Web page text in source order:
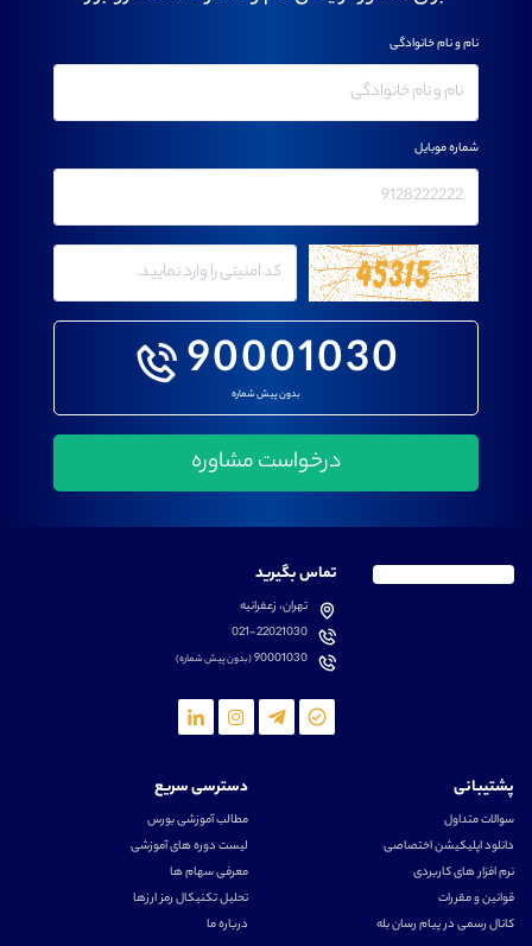
90001030
بدون پیش شماره
نام و نام خانوادگی
شماره موبایل
تماس بگیرید
تهران، زعفرانیه
021-22021030
90001030(بدون پیش شماره)
پشتیبانی
سوالات متداول
دانلود اپلیکیشن اختصاصی
نرم افزار های کاربردی
قوانین و مقررات
کانال رسمی در پیام رسان بله
دسترسی سریع
مطالب آموزشی بورس
لیست دوره های آموزشی
معرفی سهام ها
تحلیل تکنیکال رمز ارزها
درباره ما